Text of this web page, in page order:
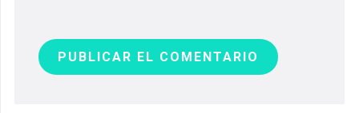
PUBLICAR EL COMENTARIO